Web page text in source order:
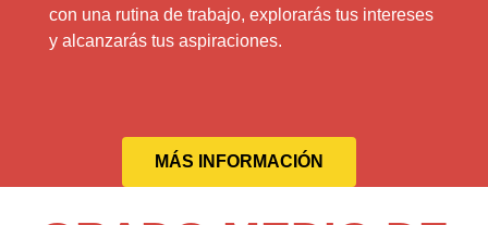
con una rutina de trabajo, explorarás tus intereses
y alcanzarás tus aspiraciones.
MÁS INFORMACIÓN